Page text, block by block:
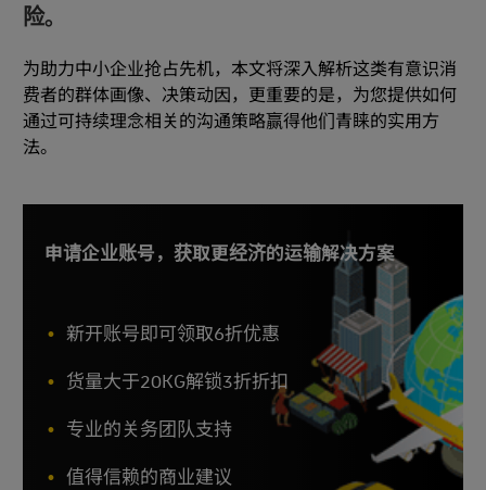
险。
为助力中小企业抢占先机，本文将深入解析这类有意识消
费者的群体画像、决策动因，更重要的是，为您提供如何
通过可持续理念相关的沟通策略赢得他们青睐的实用方
法。
申请企业账号，获取更经济的运输解决方案
新开账号即可领取6折优惠
货量大于20KG解锁3折折扣
专业的关务团队支持
值得信赖的商业建议